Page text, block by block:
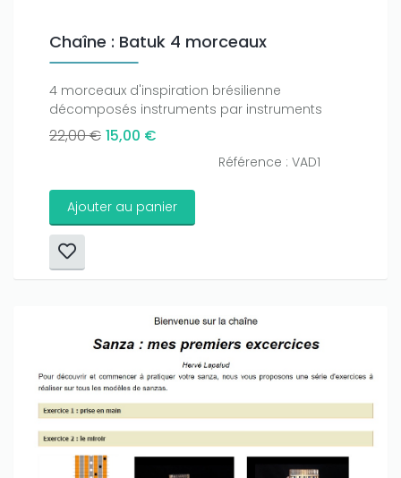
Chaîne : Batuk 4 morceaux
4 morceaux d'inspiration brésilienne
décomposés instruments par instruments
22,00 € 15,00 €
Référence : VAD1
Ajouter au panier
Only play atJoo casino if you really want to win a huge
amount on your credits!